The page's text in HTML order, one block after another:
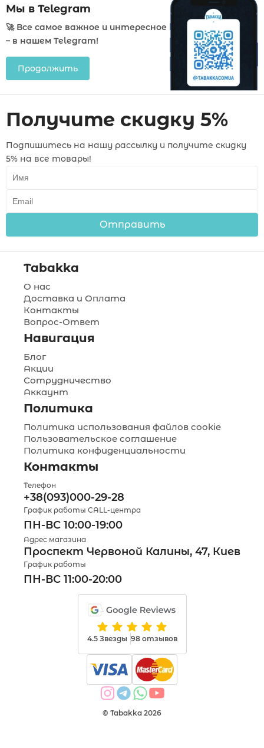
Мы в Telegram
🚀 Все самое важное и интересное
– в нашем Telegram!
Продолжить
Получите скидку 5%
Подпишитесь на нашу рассылку и получите скидку
5% на все товары!
Отправить
Tabakka
О нас
Доставка и Оплата
Контакты
Вопрос-Ответ
Навигация
Блог
Акции
Сотрудничество
Аккаунт
Политика
Политика использования файлов cookie
Пользовательское соглашение
Политика конфиденциальности
Контакты
Телефон
+38(093)000-29-28
График работы CALL-центра
ПН-ВС 10:00-19:00
Адрес магазина
Проспект Червоной Калины, 47, Киев
График работы
ПН-ВС 11:00-20:00
4.5 Звезды 98 отзывов
© Tabakka 2026